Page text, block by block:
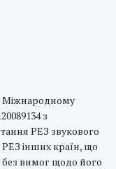
Міжнародному
з
РЕЗ звукового
інших країн, що
вимог щодо його